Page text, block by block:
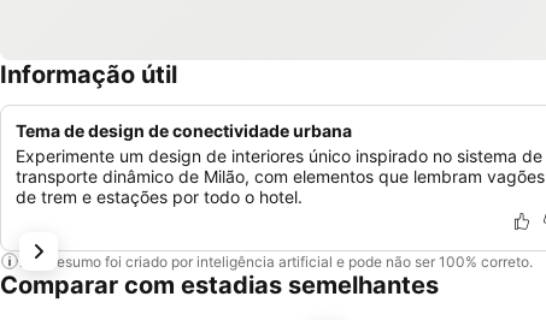
Informação útil
Tema de design de conectividade urbana
Experimente um design de interiores único inspirado no sistema de
transporte dinâmico de Milão, com elementos que lembram vagões
de trem e estações por todo o hotel.
Este resumo foi criado por inteligência artificial e pode não ser 100% correto.
Comparar com estadias semelhantes